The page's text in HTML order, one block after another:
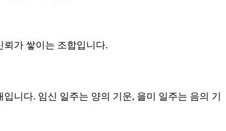
뢰가 쌓이는 조합입니다.
니다. 임신 일주는 양의 기운, 을미 일주는 음의 기